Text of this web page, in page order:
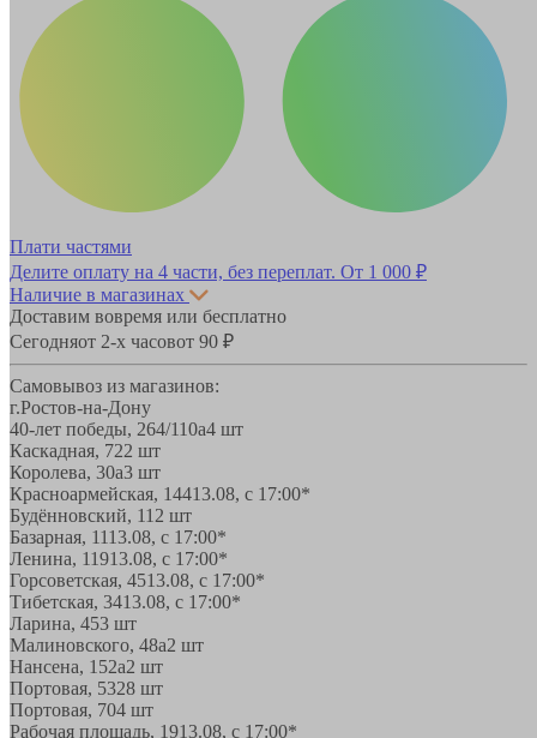
Плати частями
Делите оплату на 4 части, без переплат. От 1 000 ₽
Наличие в магазинах
Доставим вовремя или бесплатно
Сегодняот 2-х часовот 90 ₽
Самовывоз из магазинов:
г.Ростов-на-Дону
40-лет победы, 264/110а4 шт
Каскадная, 722 шт
Королева, 30а3 шт
Красноармейская, 14413.08, с 17:00*
Будённовский, 11 2 шт
Базарная, 1113.08, с 17:00*
Ленина, 11913.08, с 17:00*
Горсоветская, 4513.08, с 17:00*
Тибетская, 3413.08, с 17:00*
Ларина, 453 шт
Малиновского, 48а2 шт
Нансена, 152а2 шт
Портовая, 5328 шт
Портовая, 704 шт
Рабочая площадь, 1913.08, с 17:00*